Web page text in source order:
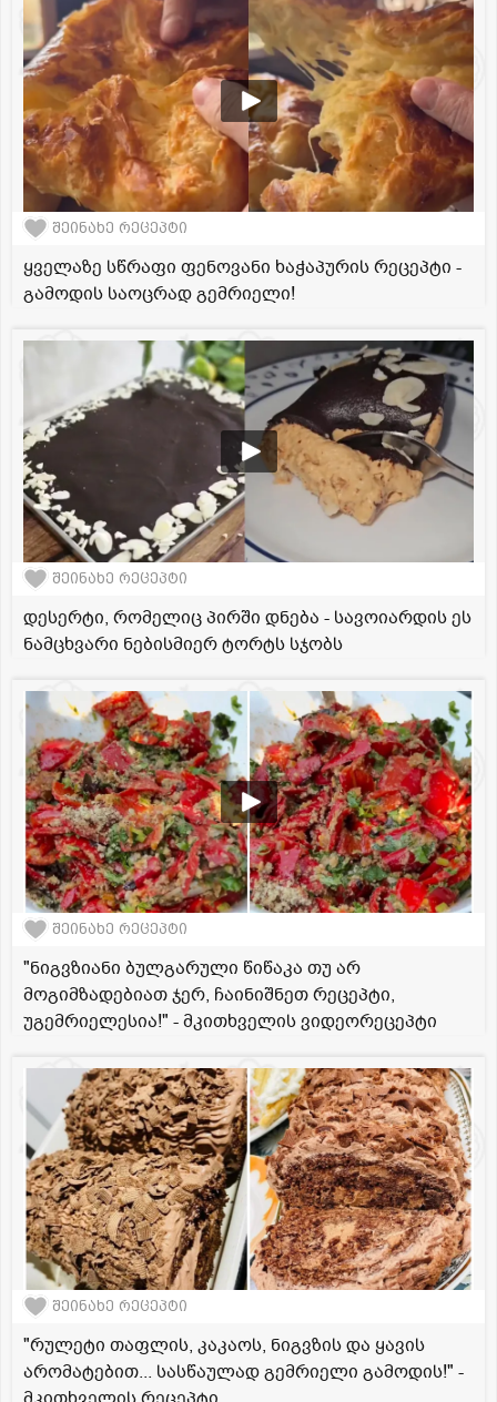
შეინახე რეცეპტი
ყველაზე სწრაფი ფენოვანი ხაჭაპურის რეცეპტი -
გამოდის საოცრად გემრიელი!
შეინახე რეცეპტი
დესერტი, რომელიც პირში დნება - სავოიარდის ეს
ნამცხვარი ნებისმიერ ტორტს სჯობს
შეინახე რეცეპტი
"ნიგვზიანი ბულგარული წიწაკა თუ არ
მოგიმზადებიათ ჯერ, ჩაინიშნეთ რეცეპტი,
უგემრიელესია!" - მკითხველის ვიდეორეცეპტი
შეინახე რეცეპტი
"რულეტი თაფლის, კაკაოს, ნიგვზის და ყავის
არომატებით... სასწაულად გემრიელი გამოდის!" -